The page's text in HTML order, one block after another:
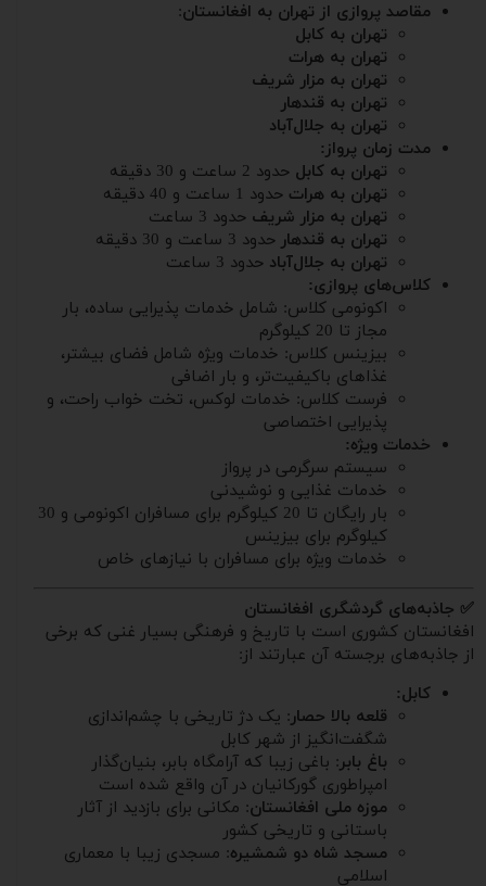
مقاصد پروازی از تهران به افغانستان:
تهران به کابل
تهران به هرات
تهران به مزار شریف
تهران به قندهار
تهران به جلال‌آباد
مدت زمان پرواز:
تهران به کابل حدود 2 ساعت و 30 دقیقه
تهران به هرات حدود 1 ساعت و 40 دقیقه
تهران به مزار شریف حدود 3 ساعت
تهران به قندهار حدود 3 ساعت و 30 دقیقه
تهران به جلال‌آباد حدود 3 ساعت
کلاس‌های پروازی:
اکونومی کلاس: شامل خدمات پذیرایی ساده، بار
مجاز تا 20 کیلوگرم
بیزینس کلاس: خدمات ویژه شامل فضای بیشتر،
غذاهای باکیفیت‌تر، و بار اضافی
فرست کلاس: خدمات لوکس، تخت خواب راحت، و
پذیرایی اختصاصی
خدمات ویژه:
سیستم سرگرمی در پرواز
خدمات غذایی و نوشیدنی
بار رایگان تا 20 کیلوگرم برای مسافران اکونومی و 30
کیلوگرم برای بیزینس
خدمات ویژه برای مسافران با نیازهای خاص
✅ جاذبه‌های گردشگری افغانستان
افغانستان کشوری است با تاریخ و فرهنگی بسیار غنی که برخی
از جاذبه‌های برجسته آن عبارتند از:
کابل:
قلعه بالا حصار: یک دژ تاریخی با چشم‌اندازی
شگفت‌انگیز از شهر کابل
باغ بابر: باغی زیبا که آرامگاه بابر، بنیان‌گذار
امپراطوری گورکانیان در آن واقع شده است
موزه ملی افغانستان: مکانی برای بازدید از آثار
باستانی و تاریخی کشور
مسجد شاه دو شمشیره: مسجدی زیبا با معماری
اسلامی